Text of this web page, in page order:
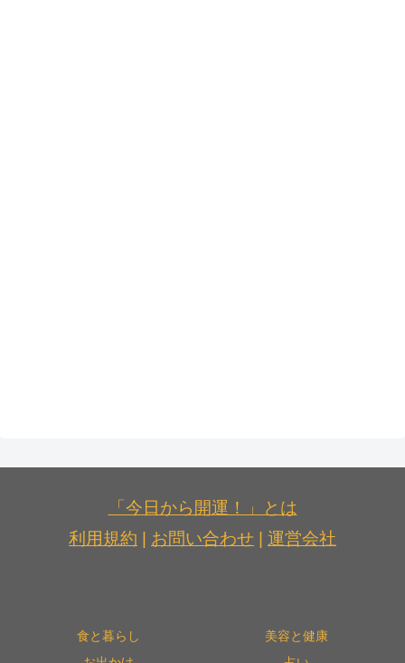
「今日から開運！」とは
利用規約
お問い合わせ 運営会社
食と暮らし
美容と健康